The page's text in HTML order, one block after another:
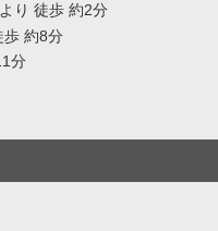
り 徒歩 約2分
歩 約8分
分